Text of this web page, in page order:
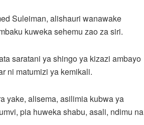
Suleiman, alishauri wanawake
kuweka sehemu zao za siri.
saratani ya shingo ya kizazi ambayo
ni matumizi ya kemikali.
yake, alisema, asilimia kubwa ya
pia huweka shabu, asali, ndimu na